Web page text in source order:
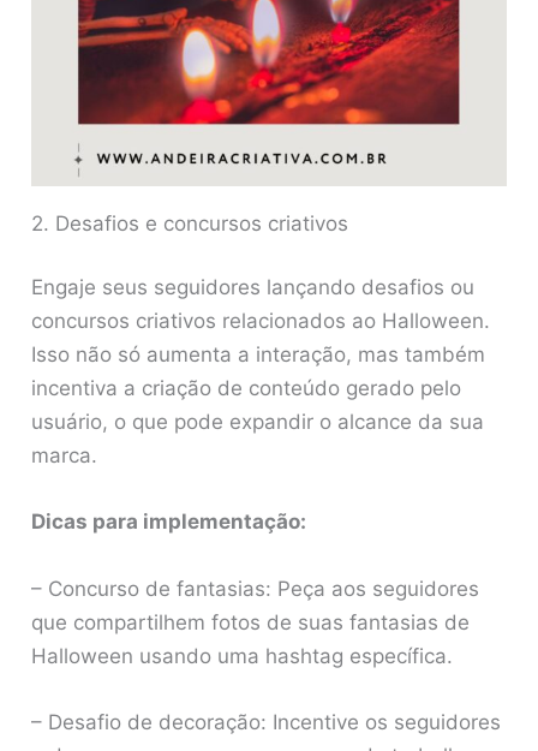
2. Desafios e concursos criativos
Engaje seus seguidores lançando desafios ou
concursos criativos relacionados ao Halloween.
Isso não só aumenta a interação, mas também
incentiva a criação de conteúdo gerado pelo
usuário, o que pode expandir o alcance da sua
marca.
Dicas para implementação:
– Concurso de fantasias: Peça aos seguidores
que compartilhem fotos de suas fantasias de
Halloween usando uma hashtag específica.
– Desafio de decoração: Incentive os seguidores